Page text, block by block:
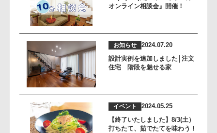
オンライン相談会』開催！
お知らせ
2024.07.20
設計実例を追加しました│注文
住宅 階段を魅せる家
イベント
2024.05.25
【終了いたしました】8/3(土）
打ちたて、茹でたてを味わう！